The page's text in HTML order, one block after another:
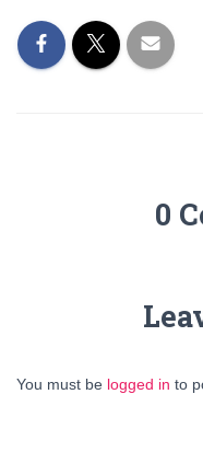
0
You must be logged in to